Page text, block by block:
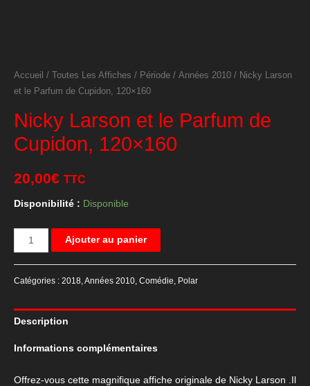
Accueil / Toutes Les Affiches / Période / Années 2010 / Nicky Larson
et le Parfum de Cupidon, 120×160
Nicky Larson et le Parfum de
Cupidon, 120×160
20,00€ TTC
Disponibilité : Disponible
quantité
de
Larson
le
Cupidon,
Ajouter au panier
Catégories : 2018,Années 2010, Comédie, Polar
Description
Informations complémentaires
Offrez-vous cette magnifique affiche originale de Nicky Larson .Il